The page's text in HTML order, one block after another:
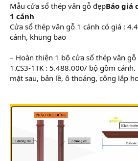
Mẫu cửa sổ thép vân gỗ đẹpBáo giá
1 cánh
Cửa sổ thép vân gỗ 1 cánh có giá :
cánh, khung bao
– Hoàn thiện 1 bộ cửa sổ thép vân gỗ
1.CS3-1TK : 5.488.000/ bộ gồm
mặt sau, bản lề, ô thoáng, công lắp